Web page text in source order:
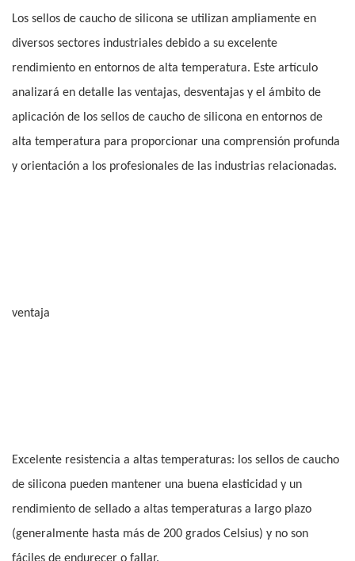
Los sellos de caucho de silicona se utilizan ampliamente en
diversos sectores industriales debido a su excelente
rendimiento en entornos de alta temperatura. Este artículo
analizará en detalle las ventajas, desventajas y el ámbito de
aplicación de los sellos de caucho de silicona en entornos de
alta temperatura para proporcionar una comprensión profunda
y orientación a los profesionales de las industrias relacionadas.
ventaja
Excelente resistencia a altas temperaturas: los sellos de caucho
de silicona pueden mantener una buena elasticidad y un
rendimiento de sellado a altas temperaturas a largo plazo
(generalmente hasta más de 200 grados Celsius) y no son